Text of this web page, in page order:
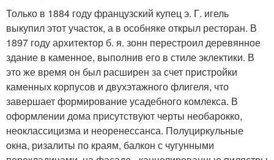
Только в 1884 году французский купец э. Г. игель
выкупил этот участок, а в особняке открыл ресторан. В
1897 году архитектор б. я. зонн перестроил деревянное
здание в каменное, выполнив его в стиле эклектики. В
это же время он был расширен за счет пристройки
каменных корпусов и двухэтажного флигеля, что
завершает формирование усадебного комлекса. В
оформлении дома присутствуют черты необарокко,
неоклассицизма и неоренессанса. Полуциркульные
окна, ризалиты по краям, балкон с чугунными